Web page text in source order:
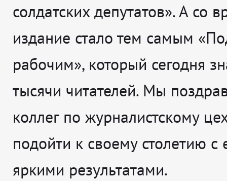
солдатских депутатов». А со
издание стало тем самым
рабочим», который сегодня
тысячи читателей. Мы
коллег по журналистскому
подойти к своему столетию
яркими результатами.